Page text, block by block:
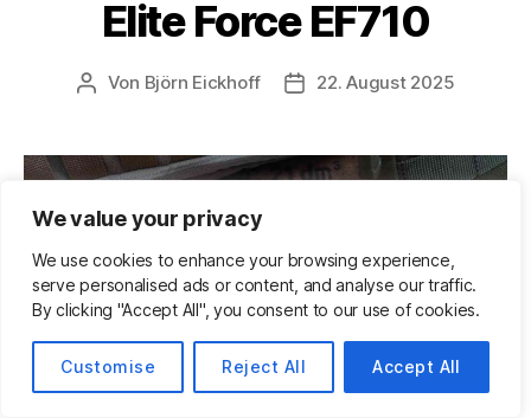
We value your privacy
We use cookies to enhance your browsing experience,
serve personalised ads or content, and analyse our traffic.
By clicking "Accept All", you consent to our use of cookies.
Customise Reject All Accept All
Elite Force EF710
Beitragsautor
Von Björn Eickhoff Veröffentlichungsdatum
22. August 2025